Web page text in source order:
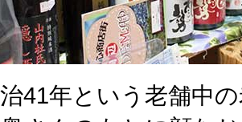
41年という老舗中